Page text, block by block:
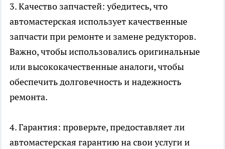
3. Качество запчастей: убедитесь, что
автомастерская использует качественные
запчасти при ремонте и замене редукторов.
Важно, чтобы использовались оригинальные
или высококачественные аналоги, чтобы
обеспечить долговечность и надежность
ремонта.
4. Гарантия: проверьте, предоставляет ли
автомастерская гарантию на свои услуги и